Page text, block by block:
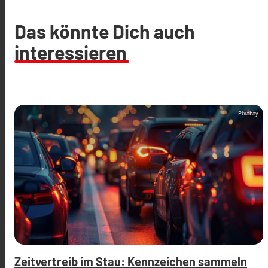
Das könnte Dich auch
interessieren
Pixabay
Zeitvertreib im Stau: Kennzeichen sammeln